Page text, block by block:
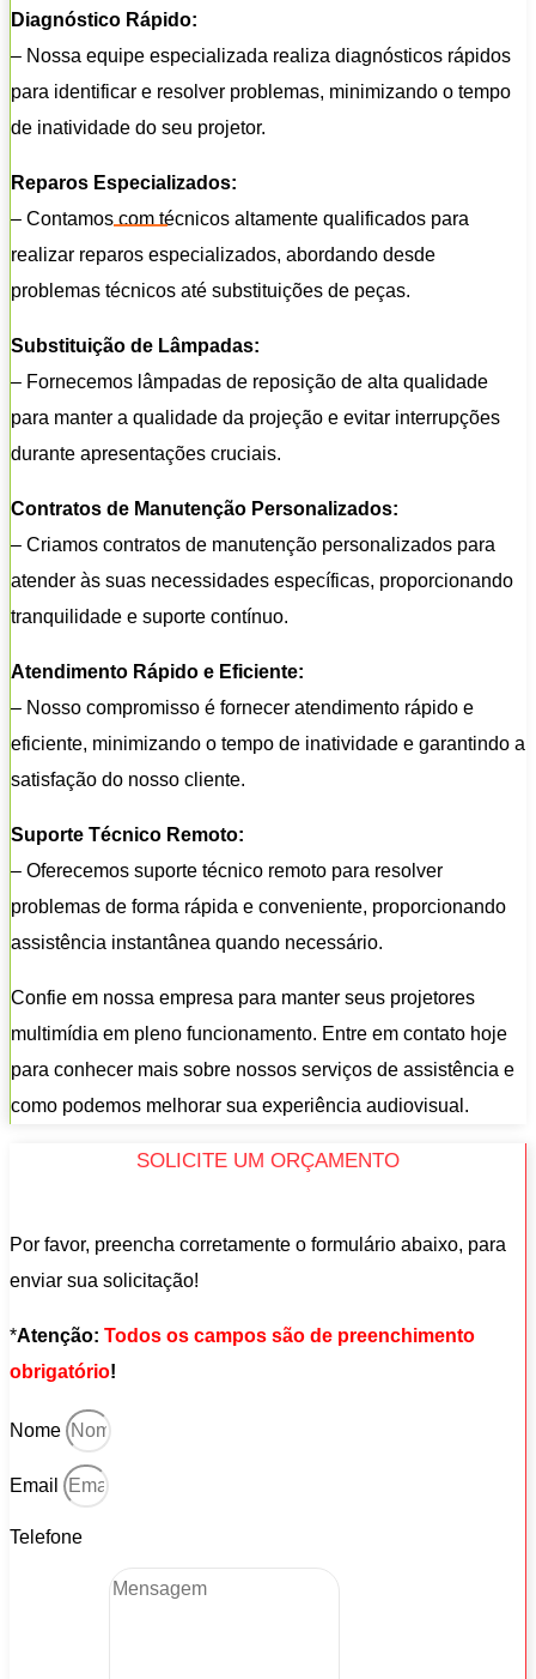
Diagnóstico Rápido:
– Nossa equipe especializada realiza diagnósticos rápidos
para identificar e resolver problemas, minimizando o tempo
de inatividade do seu projetor.
Reparos Especializados:
– Contamos com técnicos altamente qualificados para
realizar reparos especializados, abordando desde
problemas técnicos até substituições de peças.
Substituição de Lâmpadas:
– Fornecemos lâmpadas de reposição de alta qualidade
para manter a qualidade da projeção e evitar interrupções
durante apresentações cruciais.
Contratos de Manutenção Personalizados:
– Criamos contratos de manutenção personalizados para
atender às suas necessidades específicas, proporcionando
tranquilidade e suporte contínuo.
Atendimento Rápido e Eficiente:
– Nosso compromisso é fornecer atendimento rápido e
eficiente, minimizando o tempo de inatividade e garantindo a
satisfação do nosso cliente.
Suporte Técnico Remoto:
– Oferecemos suporte técnico remoto para resolver
problemas de forma rápida e conveniente, proporcionando
assistência instantânea quando necessário.
Confie em nossa empresa para manter seus projetores
multimídia em pleno funcionamento. Entre em contato hoje
para conhecer mais sobre nossos serviços de assistência e
como podemos melhorar sua experiência audiovisual.
SOLICITE UM ORÇAMENTO
Por favor, preencha corretamente o formulário abaixo, para
enviar sua solicitação!
*Atenção: Todos os campos são de preenchimento
obrigatório!
Nome
Email
Telefone